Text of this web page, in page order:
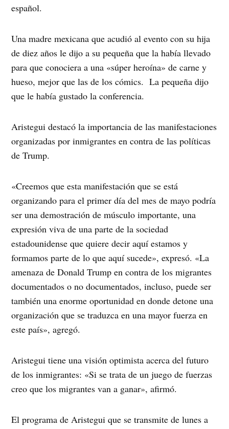
español.
Una madre mexicana que acudió al evento con su hija
de diez años le dijo a su pequeña que la había llevado
para que conociera a una «súper heroína» de carne y
hueso, mejor que las de los cómics. La pequeña dijo
que le había gustado la conferencia.
Aristegui destacó la importancia de las manifestaciones
organizadas por inmigrantes en contra de las políticas
de Trump.
«Creemos que esta manifestación que se está
organizando para el primer día del mes de mayo podría
ser una demostración de músculo importante, una
expresión viva de una parte de la sociedad
estadounidense que quiere decir aquí estamos y
formamos parte de lo que aquí sucede», expresó. «La
amenaza de Donald Trump en contra de los migrantes
documentados o no documentados, incluso, puede ser
también una enorme oportunidad en donde detone una
organización que se traduzca en una mayor fuerza en
este país», agregó.
Aristegui tiene una visión optimista acerca del futuro
de los inmigrantes: «Si se trata de un juego de fuerzas
creo que los migrantes van a ganar», afirmó.
El programa de Aristegui que se transmite de lunes a